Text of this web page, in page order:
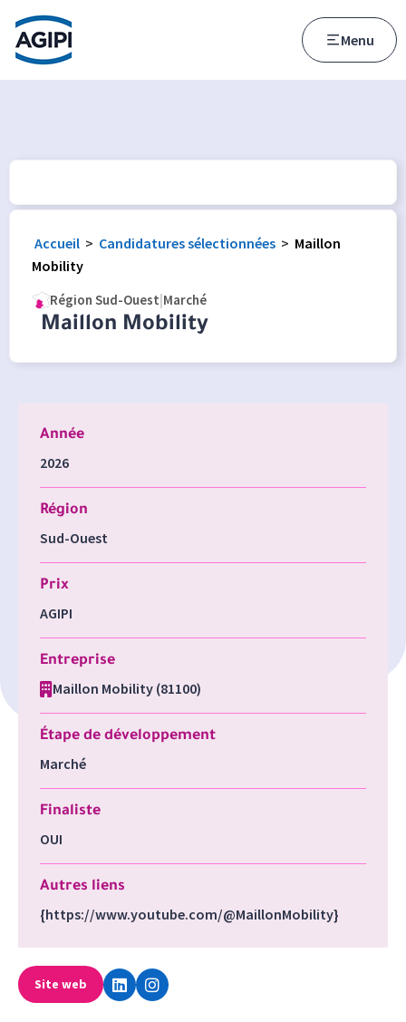
Accès au menu
Accès au contenu principal
Menu
Accueil > Candidatures sélectionnées > Maillon
Mobility
Région Sud-Ouest Marché
Maillon Mobility
Année
2026
Région
Sud-Ouest
Prix
AGIPI
Entreprise
Maillon Mobility (81100)
Étape de développement
Marché
Finaliste
OUI
Autres liens
{https://www.youtube.com/@MaillonMobility}
Site web